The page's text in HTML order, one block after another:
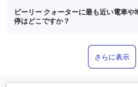
ビーリー クォーターに最も近い電車や
停はどこですか？
さらに表示